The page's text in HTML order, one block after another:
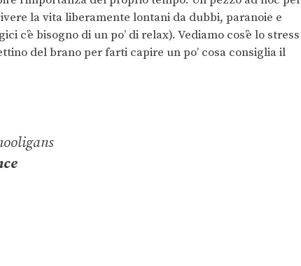
la vita liberamente lontani da dubbi, paranoie e
bisogno di un po’ di relax). Vediamo cos’è lo stress
del brano per farti capire un po’ cosa consiglia il